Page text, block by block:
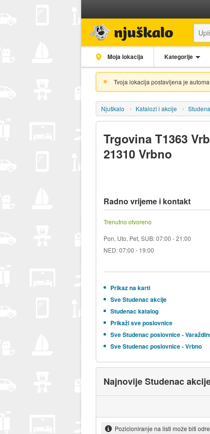
Moja lokacija Kategorije
Tvoja lokacija postavljena je
Njuškalo Katalozi i akcije
Trgovina T1363
21310 Vrbno
Radno vrijeme i kontakt
Trenutno otvoreno
Pon, Uto, Pet, SUB: 07:00 - 21:00
NED: 07:00 - 19:00
Prikaz na karti
Sve Studenac akcije
Studenac katalog
Prikaži sve poslovnice
Sve Studenac poslovnice -
Sve Studenac poslovnice - Vrbno
Najnovije Studenac
Pozicioniranje na listi može biti